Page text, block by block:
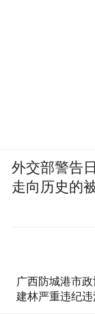
广西防城港市
建林严重违纪
外交部警告
走向历史的